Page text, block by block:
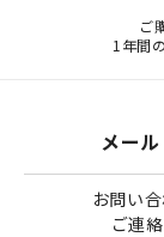
ご
1年間
メー
お問い
ご連